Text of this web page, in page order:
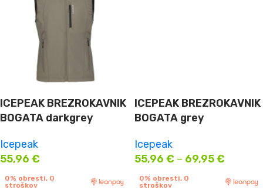
ICEPEAK BREZROKAVNIK
BOGATA darkgrey
Icepeak
55,96 €
0% obresti, 0
stroškov
ICEPEAK BREZROKAVNIK
BOGATA grey
Icepeak
55,96 € – 69,95€
0% obresti, 0
stroškov